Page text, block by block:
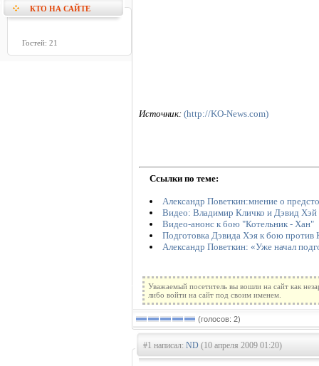
КТО НА САЙТЕ
Гостей: 21
Источник: (http://KO-News.com)
Ссылки по теме:
Александр Поветкин:мнение о
Видео: Владимир Кличко и Дэвид
Видео-анонс к бою "Котельник - Хан"
Подготовка Дэвида Хэя к бою против
Александр Поветкин: «Уже начал
Уважаемый посетитель вы вошли на сайт как
либо войти на сайт под своим именем.
(голосов: 2)
#1 написал: ND (10 апреля 2009 01:20)